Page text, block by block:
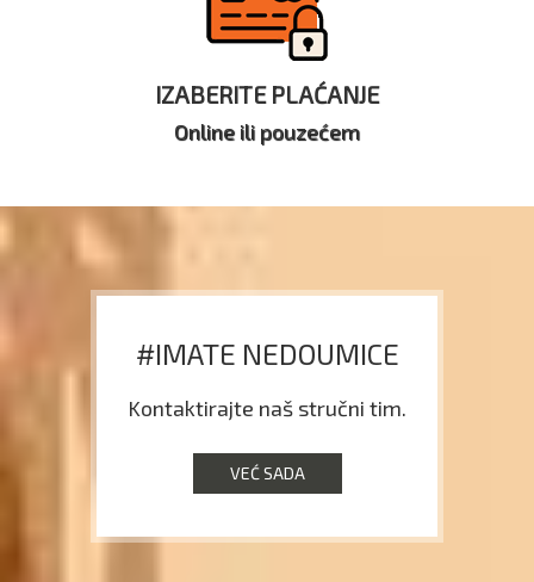
IZABERITE PLAĆANJE
Online ili pouzećem
#IMATE NEDOUMICE
Kontaktirajte naš stručni tim.
VEĆ SADA